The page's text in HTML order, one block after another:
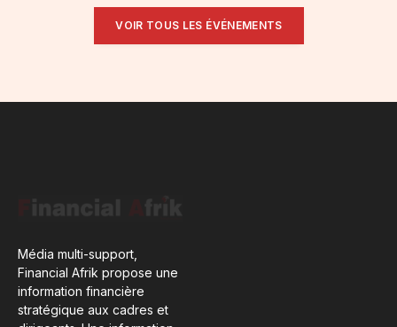
VOIR TOUS LES ÉVÉNEMENTS
Média multi-support,
Financial Afrik propose une
information financière
stratégique aux cadres et